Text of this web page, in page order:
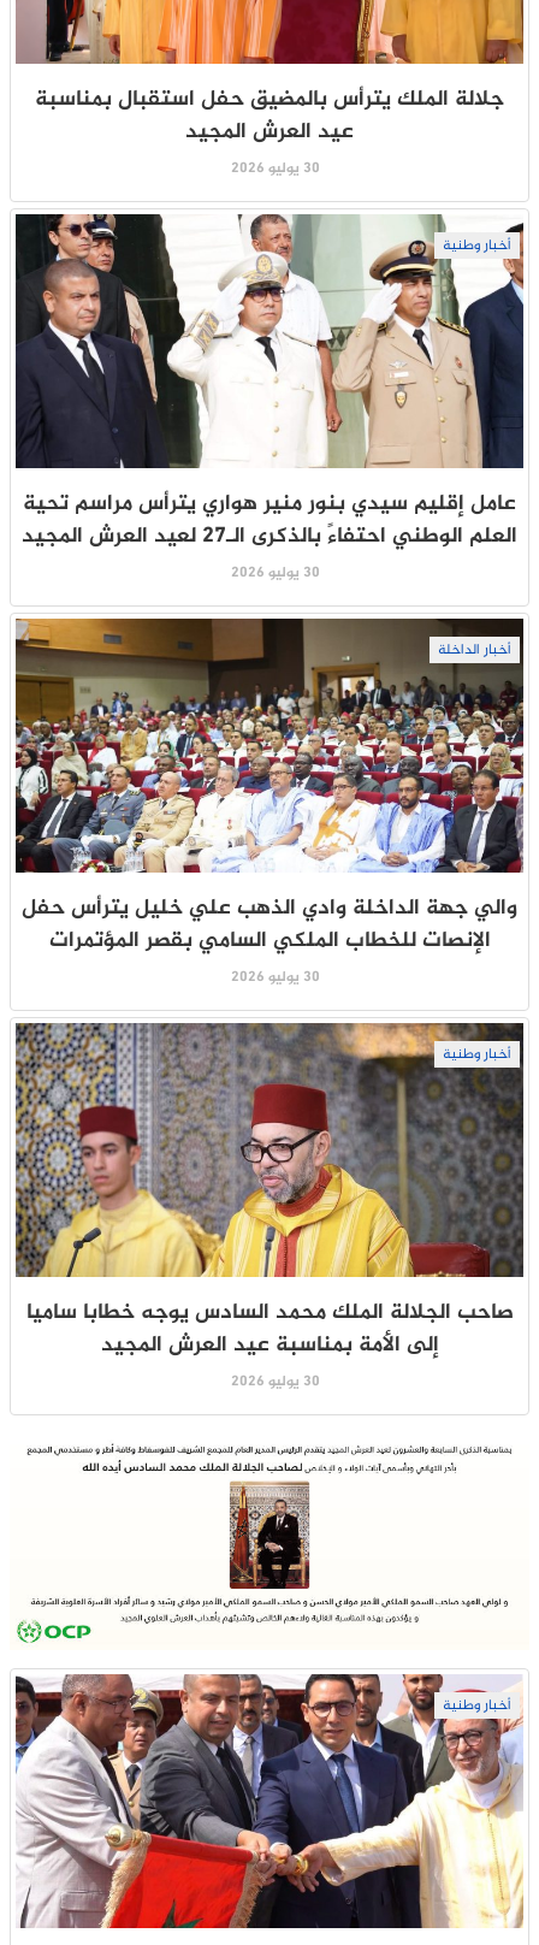
جلالة الملك يترأس بالمضيق حفل استقبال بمناسبة
عيد العرش المجيد
30 يوليو 2026
أخبار وطنية
عامل إقليم سيدي بنور منير هواري يترأس مراسم تحية
العلم الوطني احتفاءً بالذكرى الـ27 لعيد العرش المجيد
30 يوليو 2026
أخبار الداخلة
والي جهة الداخلة وادي الذهب علي خليل يترأس حفل
الإنصات للخطاب الملكي السامي بقصر المؤتمرات
30 يوليو 2026
أخبار وطنية
صاحب الجلالة الملك محمد السادس يوجه خطابا ساميا
إلى الأمة بمناسبة عيد العرش المجيد
30 يوليو 2026
أخبار وطنية